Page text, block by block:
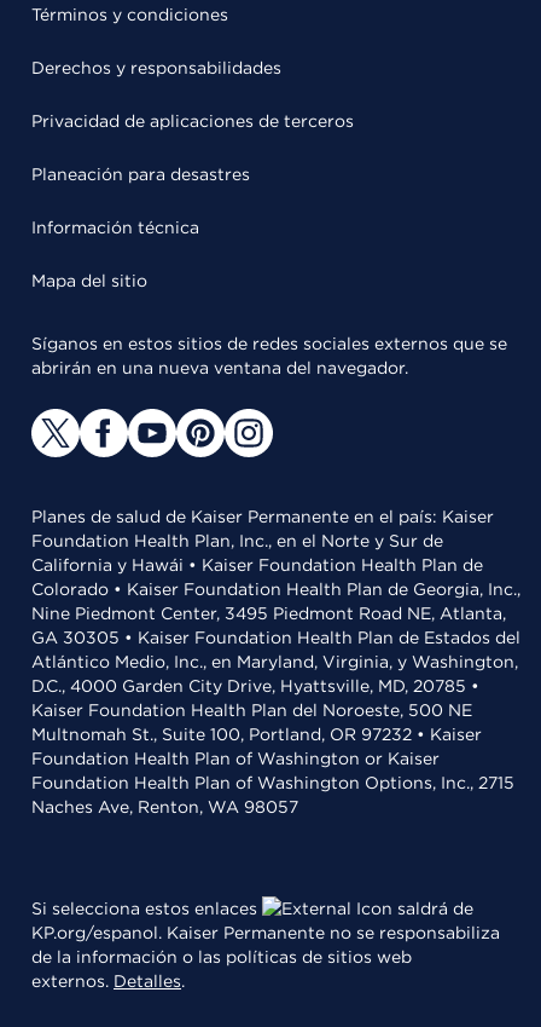
Términos y condiciones
Derechos y responsabilidades
Privacidad de aplicaciones de terceros
Planeación para desastres
Información técnica
Mapa del sitio
Síganos en estos sitios de redes sociales externos que se
abrirán en una nueva ventana del navegador.
Planes de salud de Kaiser Permanente en el país: Kaiser
Foundation Health Plan, Inc., en el Norte y Sur de
California y Hawái • Kaiser Foundation Health Plan de
Colorado • Kaiser Foundation Health Plan de Georgia, Inc.,
Nine Piedmont Center, 3495 Piedmont Road NE, Atlanta,
GA 30305 • Kaiser Foundation Health Plan de Estados del
Atlántico Medio, Inc., en Maryland, Virginia, y Washington,
D.C., 4000 Garden City Drive, Hyattsville, MD, 20785 •
Kaiser Foundation Health Plan del Noroeste, 500 NE
Multnomah St., Suite 100, Portland, OR 97232 • Kaiser
Foundation Health Plan of Washington or Kaiser
Foundation Health Plan of Washington Options, Inc., 2715
Naches Ave, Renton, WA 98057
Si selecciona estos enlaces
saldrá de
KP.org/espanol. Kaiser Permanente no se responsabiliza
de la información o las políticas de sitios web
externos. Detalles.